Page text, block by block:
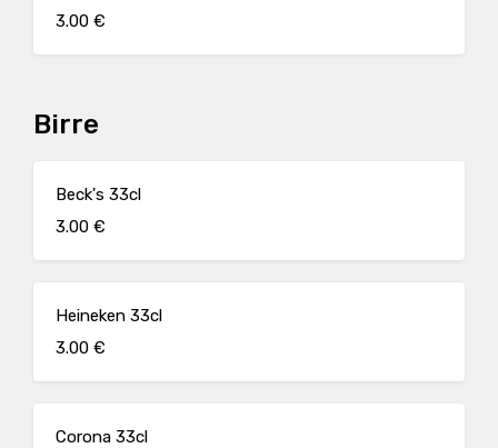
3.00 €
Birre
Beck's 33cl
3.00 €
Heineken 33cl
3.00 €
Corona 33cl